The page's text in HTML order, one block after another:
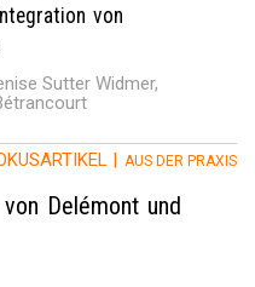
von
Sutter Widmer,
| AUS DER PRAXIS
Delémont und